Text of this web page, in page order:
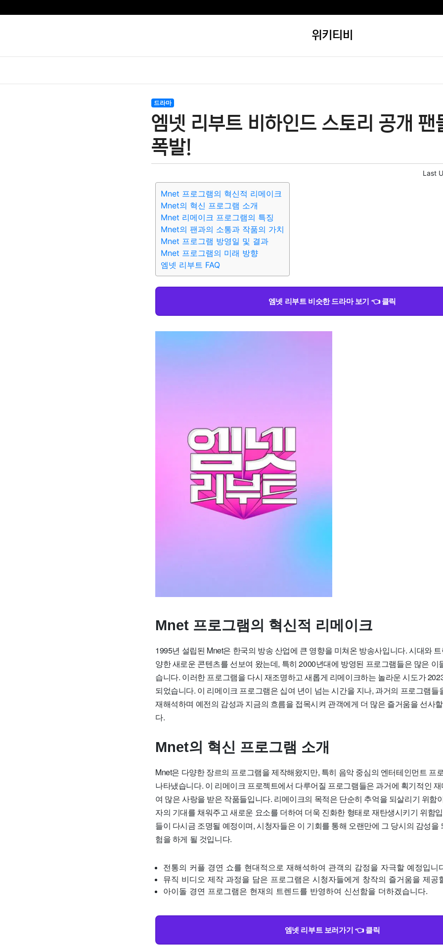
위키티비
드라마
엠넷 리부트 비하인드 스토리 공개 팬
폭발!
Last
Mnet 프로그램의 혁신적 리메이크
Mnet의 혁신 프로그램 소개
Mnet 리메이크 프로그램의 특징
Mnet의 팬과의 소통과 작품의 가치
Mnet 프로그램 방영일 및 결과
Mnet 프로그램의 미래 방향
엠넷 리부트 FAQ
엠넷 리부트 비슷한 드라마 보기 👈 클릭
Mnet 프로그램의 혁신적 리메이크
1995년 설립된 Mnet은 한국의 방송 산업에 큰 영향을 미쳐온 방송사입니다. 시대와
양한 새로운 콘텐츠를 선보여 왔는데, 특히 2000년대에 방영된 프로그램들은 많은 이
습니다. 이러한 프로그램을 다시 재조명하고 새롭게 리메이크하는 놀라운 시도가
되었습니다. 이 리메이크 프로그램은 십여 년이 넘는 시간을 지나, 과거의 프로그램들
재해석하며 예전의 감성과 지금의 흐름을 접목시켜 관객에게 더 많은 즐거움을 선사
다.
Mnet의 혁신 프로그램 소개
Mnet은 다양한 장르의 프로그램을 제작해왔지만, 특히 음악 중심의 엔터테인먼트 프
나타냈습니다. 이 리메이크 프로젝트에서 다루어질 프로그램들은 과거에 획기적인
여 많은 사랑을 받은 작품들입니다. 리메이크의 목적은 단순히 추억을 되살리기 위함
자의 기대를 채워주고 새로운 요소를 더하여 더욱 진화한 형태로 재탄생시키기 위함
들이 다시금 조명될 예정이며, 시청자들은 이 기회를 통해 오랜만에 그 당시의 감성을
험을 하게 될 것입니다.
전통의 커플 경연 쇼를 현대적으로 재해석하여 관객의 감정을 자극할 예정입니
뮤직 비디오 제작 과정을 담은 프로그램은 시청자들에게 창작의 즐거움을 제공
아이돌 경연 프로그램은 현재의 트렌드를 반영하여 신선함을 더하겠습니다.
엠넷 리부트 보러가기 👈 클릭